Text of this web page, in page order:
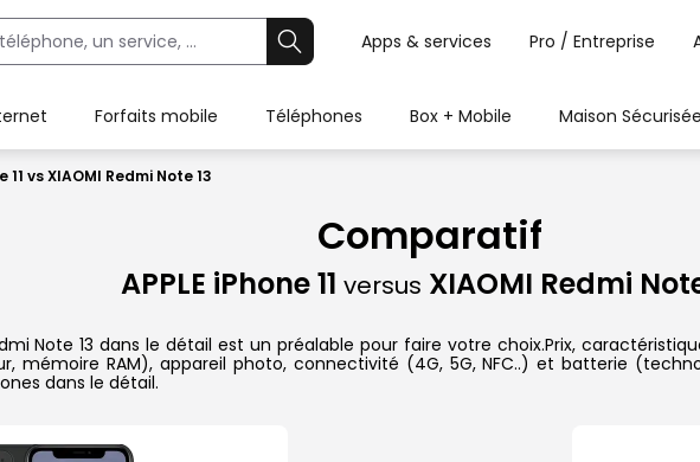
Apps & services Pro / Entreprise
Forfaits mobile Téléphones Box + Mobile Maison Sécurisée
11 vs XIAOMI Redmi Note 13
Comparatif
APPLE iPhone 11 versus XIAOMI Redmi
Note 13 dans le détail est un préalable pour faire votre choix.Prix,
mémoire RAM), appareil photo, connectivité (4G, 5G, NFC..) et batterie
dans le détail.